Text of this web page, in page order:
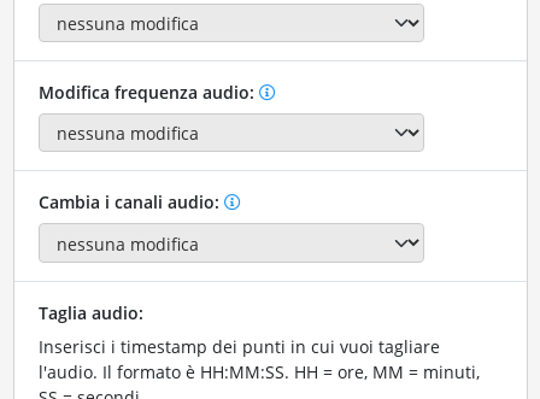
Modifica frequenza audio:
Cambia i canali audio:
Taglia audio:
Inserisci i timestamp dei punti in cui vuoi tagliare
l'audio. Il formato è HH:MM:SS. HH = ore, MM = minuti,